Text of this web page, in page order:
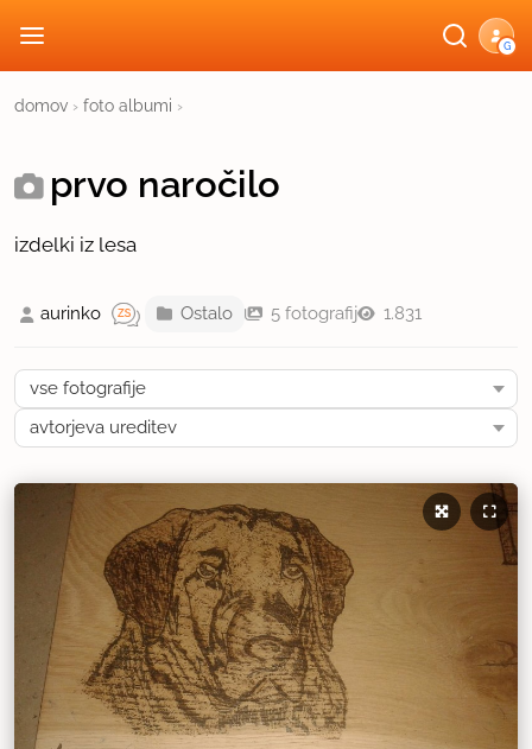
G
domov › foto albumi ›
prvo naročilo
izdelki iz lesa
aurinko Ostalo 5 fotografij 1.831